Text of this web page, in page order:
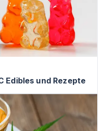
Edibles und Rezepte